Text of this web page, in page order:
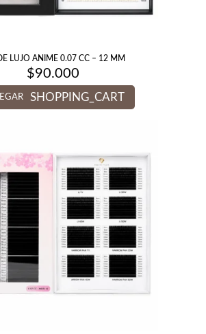
LUJO ANIME 0.07 CC – 12 MM
$90.000
SHOPPING_CART